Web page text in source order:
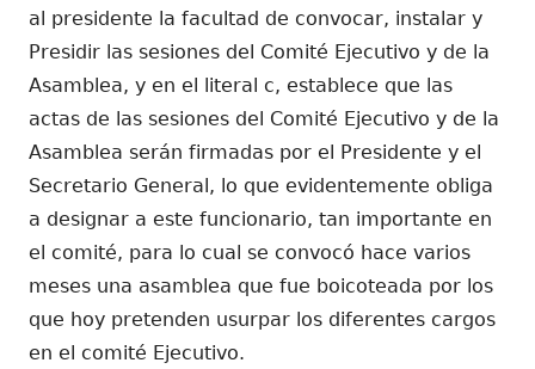
al presidente la facultad de convocar, instalar y
Presidir las sesiones del Comité Ejecutivo y de la
Asamblea, y en el literal c, establece que las
actas de las sesiones del Comité Ejecutivo y de la
Asamblea serán firmadas por el Presidente y el
Secretario General, lo que evidentemente obliga
a designar a este funcionario, tan importante en
el comité, para lo cual se convocó hace varios
meses una asamblea que fue boicoteada por los
que hoy pretenden usurpar los diferentes cargos
en el comité Ejecutivo.